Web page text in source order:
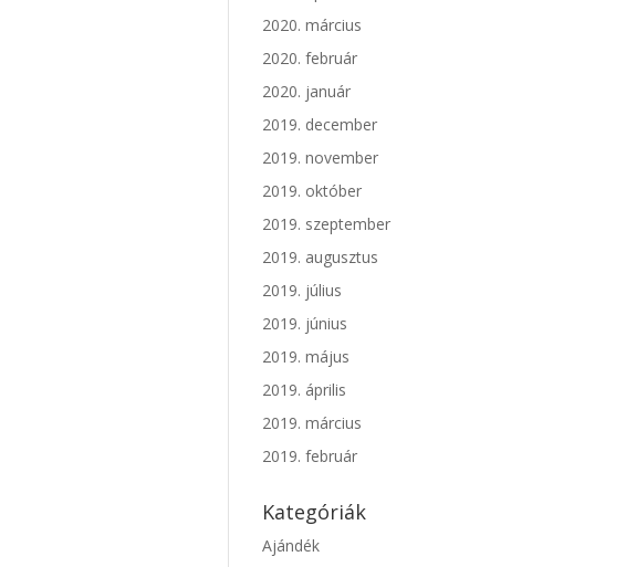
2020. március
2020. február
2020. január
2019. december
2019. november
2019. október
2019. szeptember
2019. augusztus
2019. július
2019. június
2019. május
2019. április
2019. március
2019. február
Kategóriák
Ajándék